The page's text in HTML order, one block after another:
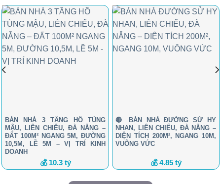
BÁN NHÀ 3 TẦNG HỒ TÙNG
MẬU, LIÊN CHIỂU, ĐÀ NẴNG –
ĐẤT 100M² NGANG 5M, ĐƯỜNG
10,5M, LỀ 5M – VỊ TRÍ KINH
DOANH
💰 10.3 tỷ
🔴 BÁN NHÀ ĐƯỜNG SỬ HY
NHAN, LIÊN CHIỂU, ĐÀ NẴNG –
DIỆN TÍCH 200M², NGANG 10M,
VUÔNG VỨC
💰 4.85 tỷ